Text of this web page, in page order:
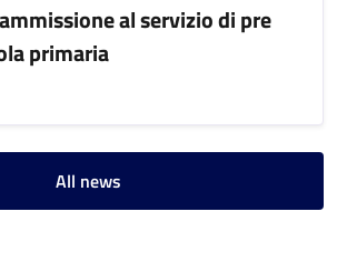
al servizio di pre
primaria
All news